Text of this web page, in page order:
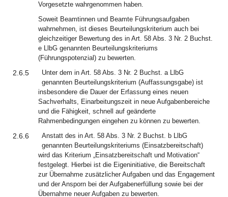
Vorgesetzte wahrgenommen haben.
Soweit Beamtinnen und Beamte Führungsaufgaben
wahrnehmen, ist dieses Beurteilungskriterium auch bei
gleichzeitiger Bewertung des in Art. 58 Abs. 3 Nr. 2 Buchst.
e LlbG genannten Beurteilungskriteriums
(Führungspotenzial) zu bewerten.
2.6.5
Unter dem in Art. 58 Abs. 3 Nr. 2 Buchst. a LlbG
genannten Beurteilungskriterium (Auffassungsgabe) ist
insbesondere die Dauer der Erfassung eines neuen
Sachverhalts, Einarbeitungszeit in neue Aufgabenbereiche
und die Fähigkeit, schnell auf geänderte
Rahmenbedingungen eingehen zu können zu bewerten.
2.6.6
Anstatt des in Art. 58 Abs. 3 Nr. 2 Buchst. b LlbG
genannten Beurteilungskriteriums (Einsatzbereitschaft)
wird das Kriterium „Einsatzbereitschaft und Motivation“
festgelegt. Hierbei ist die Eigeninitiative, die Bereitschaft
zur Übernahme zusätzlicher Aufgaben und das Engagement
und der Ansporn bei der Aufgabenerfüllung sowie bei der
Übernahme neuer Aufgaben zu bewerten.